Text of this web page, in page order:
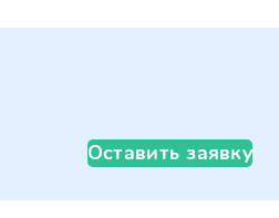
Оставить заявку